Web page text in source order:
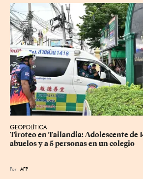
GEOPOLÍTICA
Tiroteo en Tailandia: Adolescente de
abuelos y a 5 personas en un colegio
Por AFP